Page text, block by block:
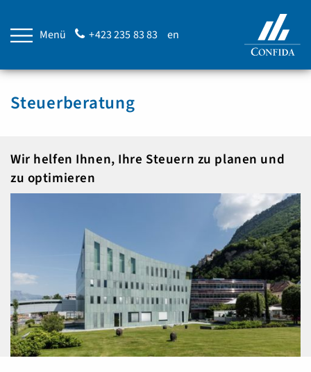
Menü +423 235 83 83 en
Steuerberatung
Wir helfen Ihnen, Ihre Steuern zu planen und
zu optimieren